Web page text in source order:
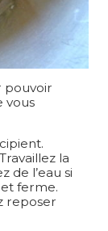
pouvoir
vous
la
de l’eau si
ferme.
reposer